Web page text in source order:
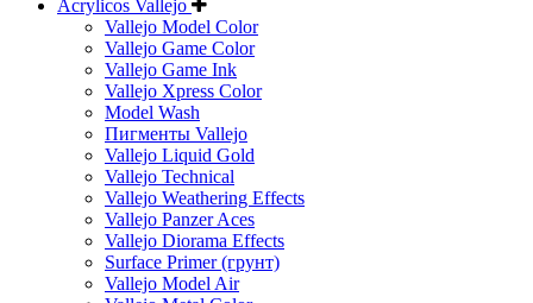
Acrylicos Vallejo
Vallejo Model Color
Vallejo Game Color
Vallejo Game Ink
Vallejo Xpress Color
Model Wash
Пигменты Vallejo
Vallejo Liquid Gold
Vallejo Technical
Vallejo Weathering Effects
Vallejo Panzer Aces
Vallejo Diorama Effects
Surface Primer (грунт)
Vallejo Model Air